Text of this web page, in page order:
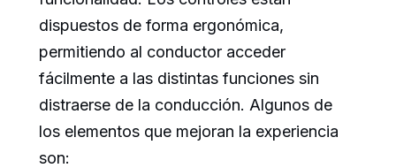
dispuestos de forma ergonómica,
permitiendo al conductor acceder
fácilmente a las distintas funciones sin
distraerse de la conducción. Algunos de
los elementos que mejoran la experiencia
son: